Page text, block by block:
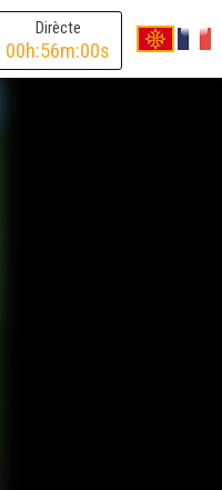
Dirècte
00h:56m:00s